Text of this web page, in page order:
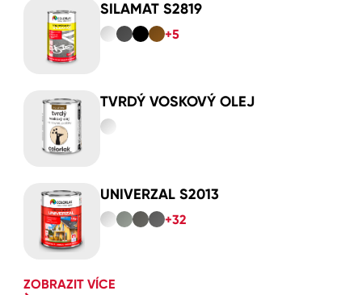
SILAMAT S2819
+5
TVRDÝ VOSKOVÝ OLEJ
UNIVERZAL S2013
+32
ZOBRAZIT VÍCE